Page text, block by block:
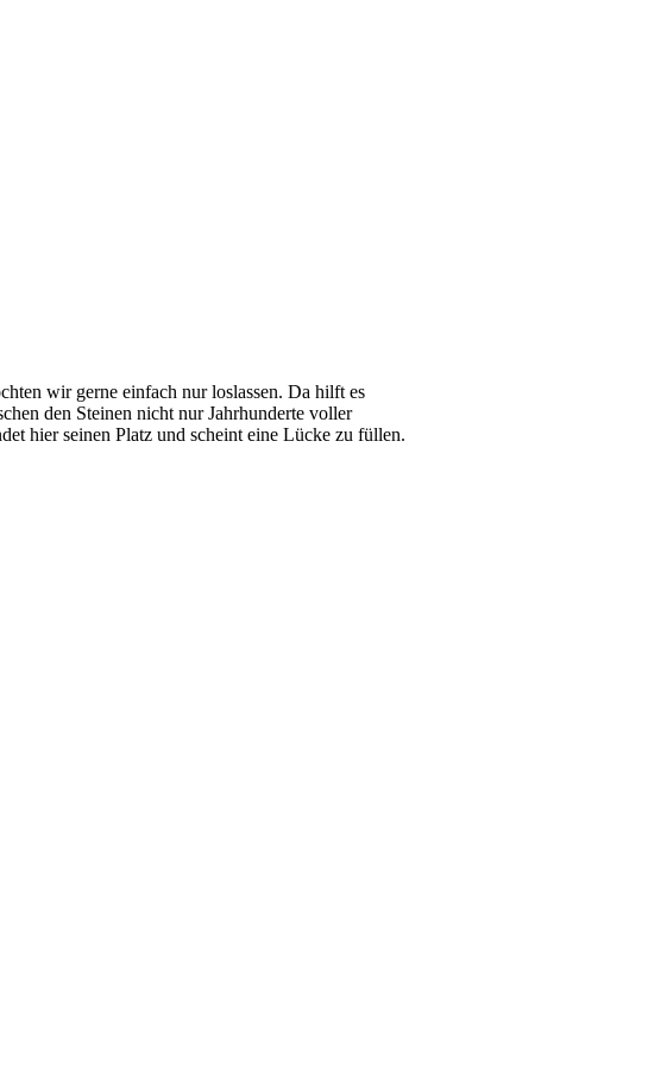
wir gerne einfach nur loslassen. Da hilft es
den Steinen nicht nur Jahrhunderte voller
hier seinen Platz und scheint eine Lücke zu füllen.